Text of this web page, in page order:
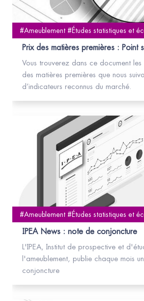
#Ameublement #Études statistiques et
Prix des matières premières : Point
Vous trouverez dans ce document
des matières premières que nous
d’indicateurs reconnus du marché.
#Ameublement #Études statistiques et
IPEA News : note de conjoncture
L'IPEA, Institut de prospective et
l'ameublement, publie chaque mois
conjoncture